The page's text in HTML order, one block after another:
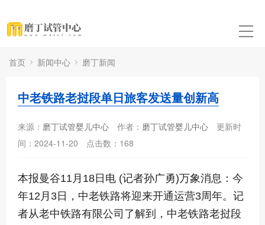
首页 新闻中心 磨丁新闻
中老铁路老挝段单日旅客发送量创新高
来源： 磨丁试管婴儿中心 作者： 磨丁试管婴儿中心
更新时
间：2024-11-20
点击数： 168
本报曼谷11月18日电 (记者孙广勇)万象消息：今
年12月3日，中老铁路将迎来开通运营3周年。记
者从老中铁路有限公司了解到，中老铁路老挝段